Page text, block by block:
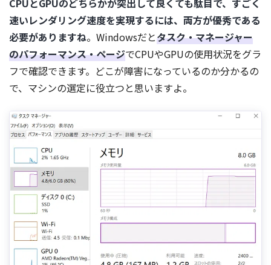
CPUとGPUのどちらかが突出して良くても駄目で、すごく
速いレンダリング速度を実現するには、両方が優秀である
必要がありますね。Windowsだとタスク・マネージャー
のパフォーマンス・ページでCPUやGPUの使用状況をグラ
フで確認できます。どこが障害になっているのか分かるの
で、マシンの選定に役立つと思いますよ。